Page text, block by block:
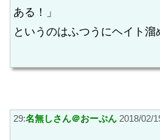
ある！」
というのはふつうにヘイト溜
29:名無しさん＠おーぷん 2018/02/